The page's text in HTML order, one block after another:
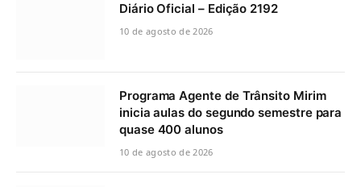
Diário Oficial – Edição 2192
10 de agosto de 2026
Programa Agente de Trânsito Mirim
inicia aulas do segundo semestre para
quase 400 alunos
10 de agosto de 2026